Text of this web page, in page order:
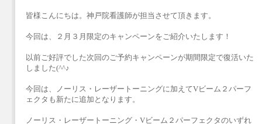
皆様こんにちは。神戸院看護師が担当させて頂きます。
今回は、２月３月限定のキャンペーンをご紹介いたします！
以前ご好評でした次回のご予約キャンペーンが期間限定で復活いた
しました(^^♪
今回は、ノーリス・レーザートーニングに加えてVビーム２パーフ
ェクタも新たに追加となります。
ノーリス・レーザートーニング・Vビーム２パーフェクタのいずれ